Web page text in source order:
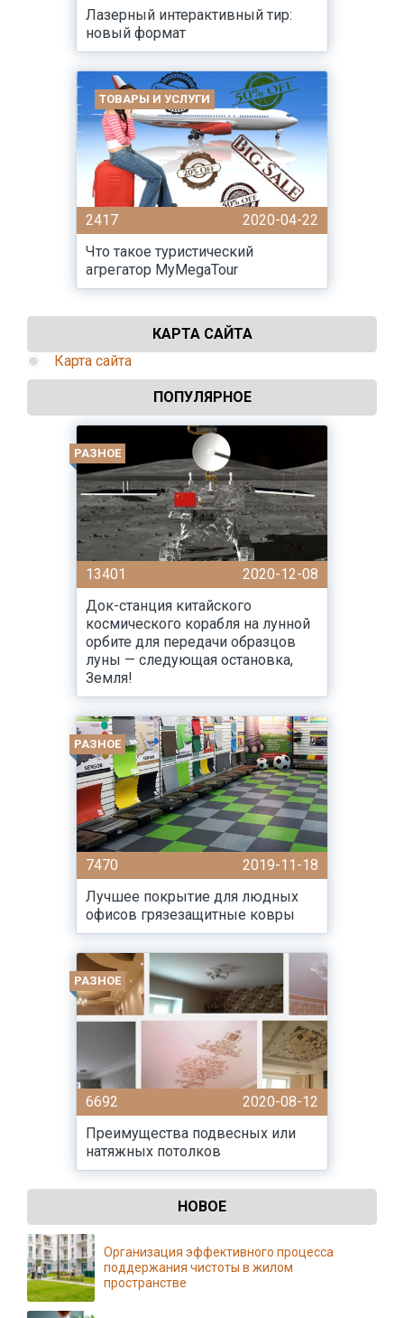
Лазерный интерактивный тир:
новый формат
ТОВАРЫ И УСЛУГИ
2417
2020-04-22
Что такое туристический
агрегатор MyMegaTour
КАРТА САЙТА
Карта сайта
ПОПУЛЯРНОЕ
РАЗНОЕ
13401
2020-12-08
Док-станция китайского
космического корабля на лунной
орбите для передачи образцов
луны — следующая остановка,
Земля!
РАЗНОЕ
7470
2019-11-18
Лучшее покрытие для людных
офисов грязезащитные ковры
РАЗНОЕ
6692
2020-08-12
Преимущества подвесных или
натяжных потолков
НОВОЕ
Организация эффективного процесса
поддержания чистоты в жилом
пространстве